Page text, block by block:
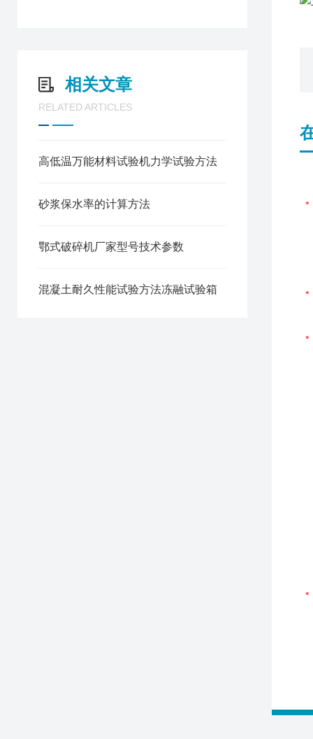
相关文章
RELATED ARTICLES
高低温万能材料试验机力学试验方法
砂浆保水率的计算方法
鄂式破碎机厂家型号技术参数
混凝土耐久性能试验方法冻融试验箱